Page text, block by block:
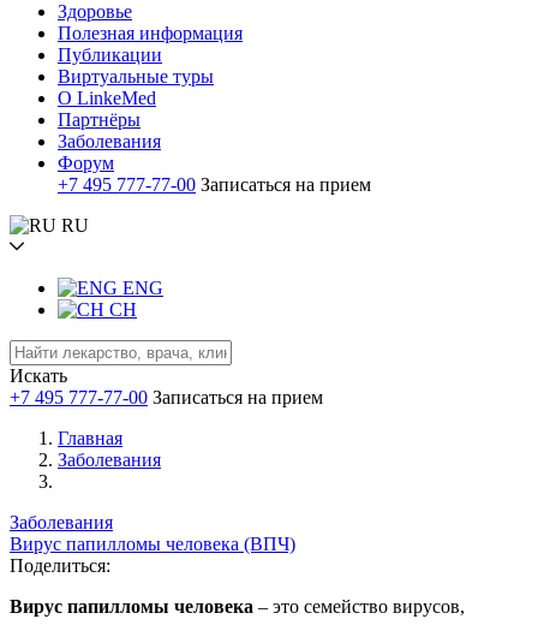
Здоровье
Полезная информация
Публикации
Виртуальные туры
О LinkeMed
Партнёры
Заболевания
Форум
+7 495 777-77-00 Записаться на прием
RU
ENG
CH
Искать
+7 495 777-77-00 Записаться на прием
Главная
Заболевания
Заболевания
Вирус папилломы человека (ВПЧ)
Поделиться:
Вирус папилломы человека – это семейство вирусов,